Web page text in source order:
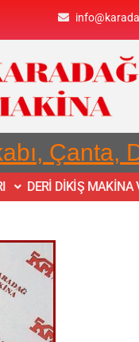
Çanta,
DERİ DİKİŞ MAKİNA